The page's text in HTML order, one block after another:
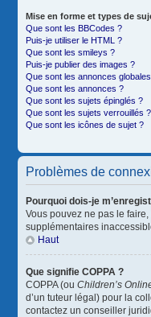
Mise en forme et types de
Que sont les BBCodes ?
Puis-je utiliser le HTML ?
Que sont les smileys ?
Puis-je publier des images ?
Que sont les annonces
Que sont les annonces ?
Que sont les sujets épinglés ?
Que sont les sujets verrouillés ?
Que sont les icônes de sujet ?
Problèmes de
Pourquoi dois-je
Vous pouvez ne pas le
supplémentaires
Haut
Que signifie COPPA ?
COPPA (ou Children’s
d’un tuteur légal) pour la
contactez un conseiller